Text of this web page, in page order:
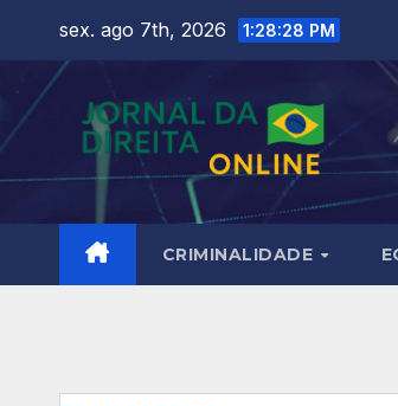
content
sex. ago 7th, 2026 1:28:29 PM
CRIMINALIDADE